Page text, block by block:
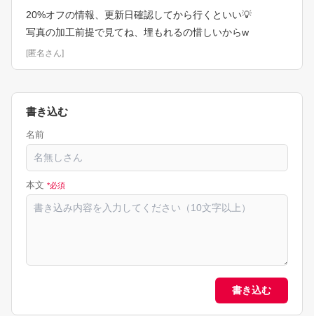
20%オフの情報、更新日確認してから行くといい💡
写真の加工前提で見てね、埋もれるの惜しいからw
[匿名さん]
書き込む
名前
本文 *必須
書き込む